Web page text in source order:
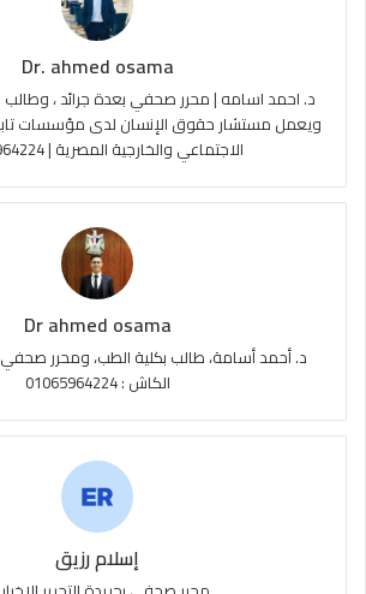
e
ا
م
ل
م
و
ق
ع
R
S
S
Dr. ahmed osama
د. احمد اسامه | محرر صحفي بعدة جرائد ، وطالب
ويعمل مستشار حقوق الإنسان لدى مؤسسات
الاجتماعي والخارجية المصرية | 01065964224
Dr ahmed osama
د. أحمد أسامة، طالب بكلية الطب، ومحرر صحفي
الكاش : 01065964224
إسلام رزيق